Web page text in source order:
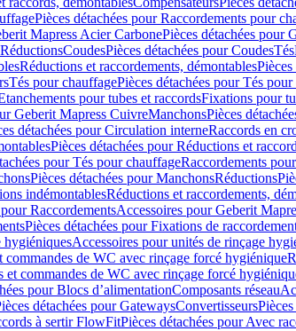
Pièces détachées pour Raccordements pour
Mapress Acier CarbonePièces détachées pour
CoudesPièces détachées pour CoudesTés
Réductions et raccordements, démontables
Tés pour chauffagePièces détachées pour Tés
pour tubes et raccordsFixations pour
Geberit Mapress CuivreManchonsPièces
détachées pour Circulation interneRaccords en
Pièces détachées pour Réductions et
pour Tés pour chauffageRaccordements
Pièces détachées pour ManchonsRéductions
indémontablesRéductions et raccordements,
RaccordementsAccessoires pour Geberit
Pièces détachées pour Fixations de
hygiéniquesAccessoires pour unités de rinçage
commandes de WC avec rinçage forcé hygiénique
et commandes de WC avec rinçage forcé
pour Blocs d’alimentationComposants réseau
détachées pour GatewaysConvertisseurs
à sertir FlowFitPièces détachées pour Avec